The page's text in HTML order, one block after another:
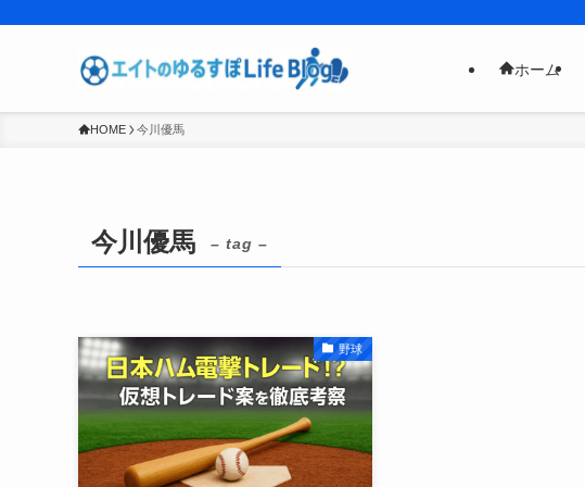
ホーム
HOME 今川優馬
今川優馬 – tag –
野球